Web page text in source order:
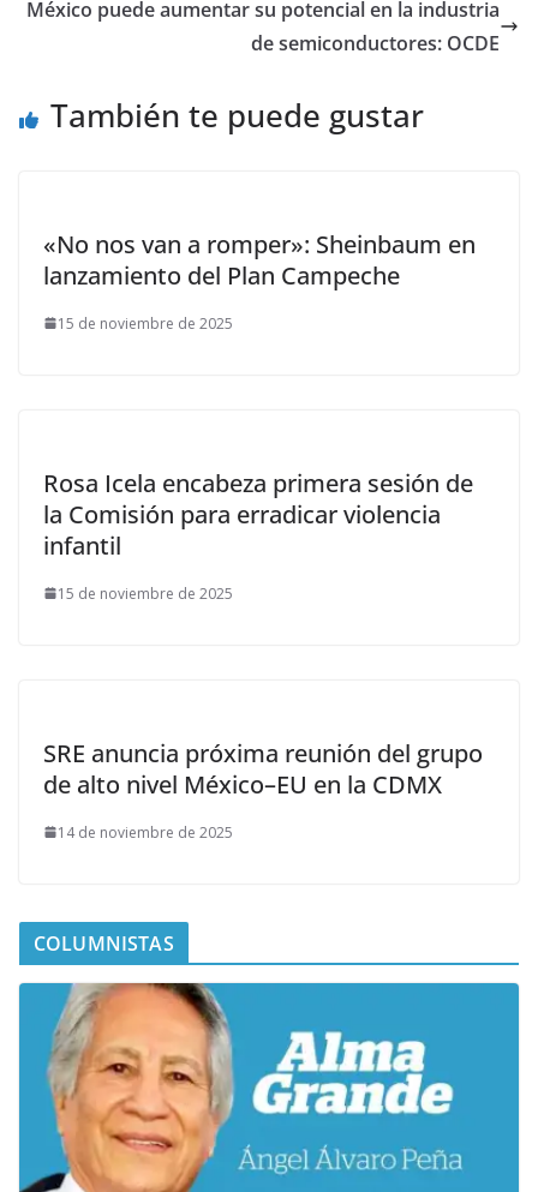
México puede aumentar su potencial en la industria
de semiconductores: OCDE
También te puede gustar
«No nos van a romper»: Sheinbaum en
lanzamiento del Plan Campeche
15 de noviembre de 2025
Rosa Icela encabeza primera sesión de
la Comisión para erradicar violencia
infantil
15 de noviembre de 2025
SRE anuncia próxima reunión del grupo
de alto nivel México–EU en la CDMX
14 de noviembre de 2025
COLUMNISTAS